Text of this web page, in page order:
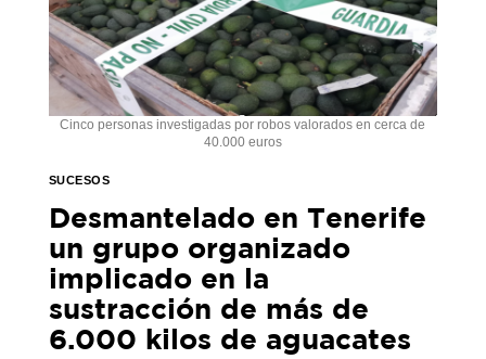
Cinco personas investigadas por robos valorados en cerca de
40.000 euros
SUCESOS
Desmantelado en Tenerife
un grupo organizado
implicado en la
sustracción de más de
6.000 kilos de aguacates